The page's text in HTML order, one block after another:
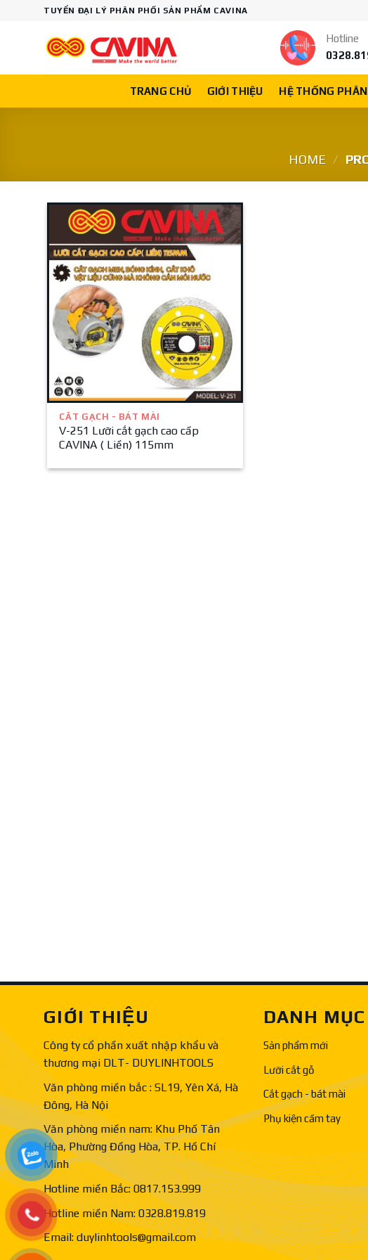
TUYỂN ĐẠI LÝ PHÂN PHỐI SẢN PHẨM CAVINA
Hotline
TRANG CHỦ GIỚI THIỆU HỆ THỐNG
HOME /
CẮT GẠCH - BÁT MÀI
V-251 Lưỡi cắt gạch cao cấp
CAVINA ( Liền) 115mm
GIỚI THIỆU
Công ty cổ phần xuất nhập khẩu và
thương mại DLT- DUYLINHTOOLS
Văn phòng miền bắc : SL19, Yên Xá, Hà
Đông, Hà Nội
Văn phòng miền nam: Khu Phố Tân
Hòa, Phường Đồng Hòa, TP. Hồ Chí
Minh
Hotline miền Bắc: 0817.153.999
Hotline miền Nam: 0328.819.819
Email: duylinhtools@gmail.com
DANH MỤC
Sản phẩm mới
Lưỡi cắt gỗ
Cắt gạch - bát mài
Phụ kiện cầm tay